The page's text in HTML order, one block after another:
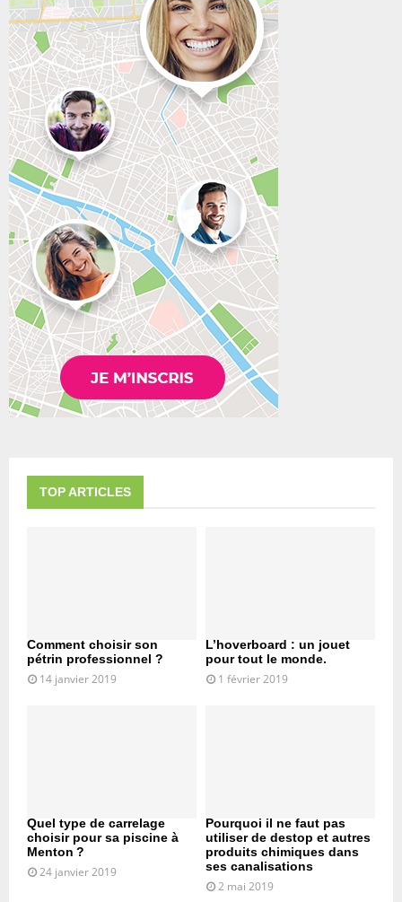
TOP ARTICLES
Comment choisir son
pétrin professionnel ?
14 janvier 2019
L’hoverboard : un jouet
pour tout le monde.
1 février 2019
Quel type de carrelage
choisir pour sa piscine à
Menton ?
24 janvier 2019
Pourquoi il ne faut pas
utiliser de destop et autres
produits chimiques dans
ses canalisations
2 mai 2019